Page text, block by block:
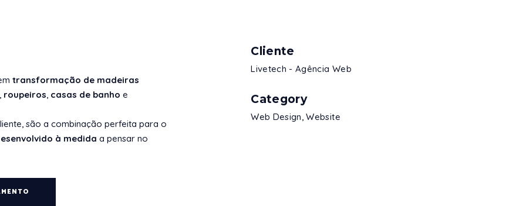
transformação de madeiras
, roupeiros, casas de banho e
são a combinação perfeita para o
à medida a pensar no
Cliente
Livetech - Agência Web
Category
Web Design, Website